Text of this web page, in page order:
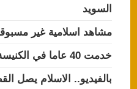
السويد
مشاهد اسلامية غير
خدمت 40 عاما في الكنيسة والان اعترف بهذا السر!
بالفيديو.. الاسلام يصل